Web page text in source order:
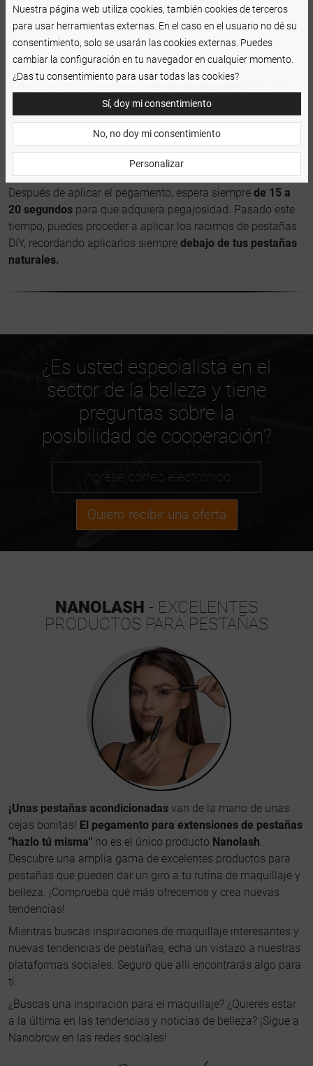
versátil y combina con cualquier color de los racimos de
pestañas DIY de Nanolash.
Nanolash DIY Bonder en su
cuando se aplica. Esto te permite dispensar la cantidad de
fijador con precisión. Al cabo de poco tiempo, se vuelve
completamente transparente, sin dejar residuos en las
pestañas.
Después de aplicar el pegamento, espera siempre de 15 a
20 segundos para que adquiera pegajosidad. Pasado este
tiempo, puedes proceder a aplicar los racimos de pestañas
DIY, recordando aplicarlos siempre debajo de tus pestañas
naturales.
¿Es usted especialista en el
sector de la belleza y tiene
preguntas sobre la
posibilidad de cooperación?
Quiero recibir una oferta
NANOLASH - EXCELENTES
PRODUCTOS PARA PESTAÑAS
¡Unas pestañas acondicionadas van de la mano de unas
cejas bonitas! El pegamento para extensiones de pestañas
"hazlo tú misma" no es el único producto Nanolash.
Descubre una amplia gama de excelentes productos para
pestañas que pueden dar un giro a tu rutina de maquillaje y
belleza. ¡Comprueba qué más ofrecemos y crea nuevas
tendencias!
Mientras buscas inspiraciones de maquillaje interesantes y
nuevas tendencias de pestañas, echa un vistazo a nuestras
plataformas sociales. Seguro que allí encontrarás algo para
ti.
¿Buscas una inspiración para el maquillaje? ¿Quieres estar
a la última en las tendencias y noticias de belleza? ¡Sigue a
Nanobrow en las redes sociales!
Nuestra página web utiliza cookies, también cookies de terceros
para usar herramientas externas. En el caso en el usuario no dé su
consentimiento, solo se usarán las cookies externas. Puedes
cambiar la configuración en tu navegador en cualquier momento.
¿Das tu consentimiento para usar todas las cookies?
Sí, doy mi consentimiento
No, no doy mi consentimiento
Personalizar